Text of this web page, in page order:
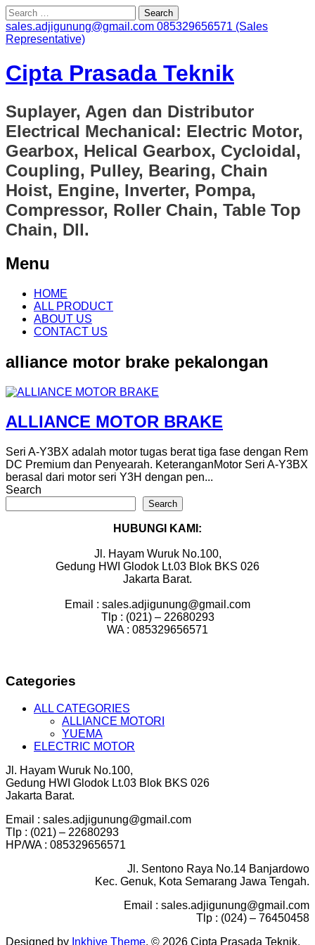
Search
for:
sales.adjigunung@gmail.com 085329656571 (Sales
Representative)
Cipta Prasada Teknik
Suplayer, Agen dan Distributor
Electrical Mechanical: Electric Motor,
Gearbox, Helical Gearbox, Cycloidal,
Coupling, Pulley, Bearing, Chain
Hoist, Engine, Inverter, Pompa,
Compressor, Roller Chain, Table Top
Chain, Dll.
Menu
Skip
content
HOME
ALL PRODUCT
ABOUT US
CONTACT US
alliance motor brake pekalongan
ALLIANCE MOTOR BRAKE
Seri A-Y3BX adalah motor tugas berat tiga fase dengan Rem
DC Premium dan Penyearah. KeteranganMotor Seri A-Y3BX
berasal dari motor seri Y3H dengan pen...
Search
Search
HUBUNGI KAMI:
Jl. Hayam Wuruk No.100,
Gedung HWI Glodok Lt.03 Blok BKS 026
Jakarta Barat.
Email : sales.adjigunung@gmail.com
Tlp : (021) – 22680293
WA : 085329656571
Categories
ALL CATEGORIES
ALLIANCE MOTORI
YUEMA
ELECTRIC MOTOR
Jl. Hayam Wuruk No.100,
Gedung HWI Glodok Lt.03 Blok BKS 026
Jakarta Barat.
Email : sales.adjigunung@gmail.com
Tlp : (021) – 22680293
HP/WA : 085329656571
Jl. Sentono Raya No.14 Banjardowo
Kec. Genuk, Kota Semarang Jawa Tengah.
Email : sales.adjigunung@gmail.com
Tlp : (024) – 76450458
Designed by Inkhive Theme. © 2026 Cipta Prasada Teknik.